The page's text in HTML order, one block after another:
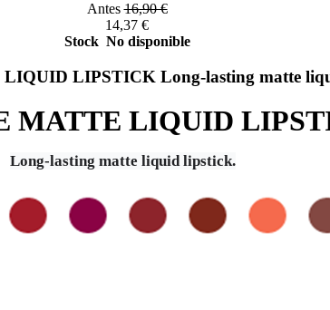
Antes 16,90 €
14,37 €
Stock No disponible
LIPSTICK Long-lasting matte
MATTE LIQUID
Long-lasting matte liquid lipstick.